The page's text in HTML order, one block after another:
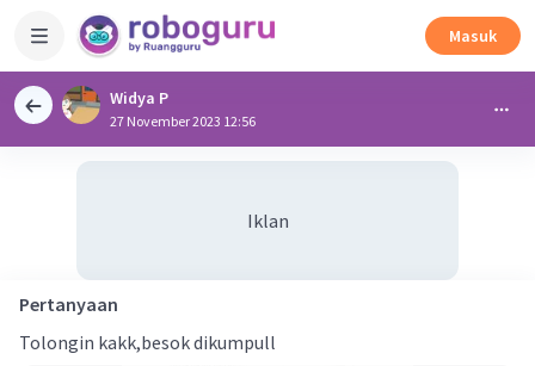
Masuk
Widya P
27 November 2023 12:56
Iklan
Pertanyaan
Tolongin kakk,besok dikumpull